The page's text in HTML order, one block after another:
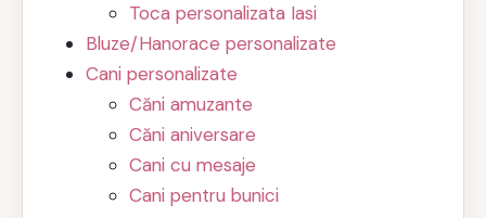
Toca personalizata Iasi
Bluze/Hanorace personalizate
Cani personalizate
Căni amuzante
Căni aniversare
Cani cu mesaje
Cani pentru bunici